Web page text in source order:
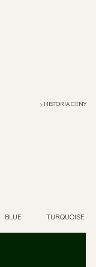
HISTORIA CENY
BLUE TURQUOISE